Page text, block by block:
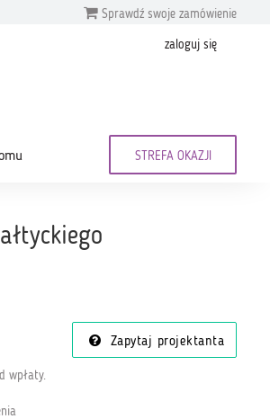
Sprawdź swoje zamówienie
zaloguj się
STREFA OKAZJI
Zapytaj projektanta
wpłaty.